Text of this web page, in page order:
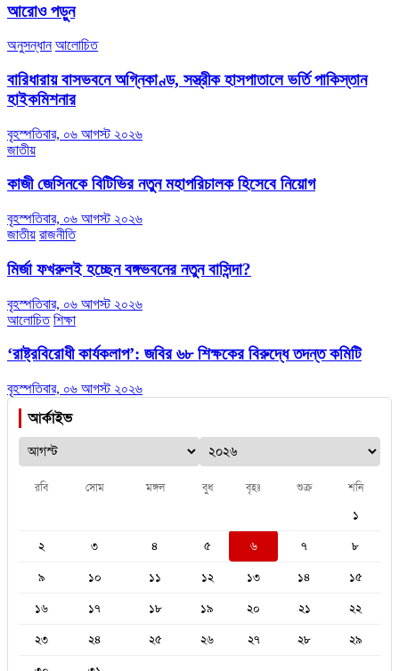
আরোও পড়ুন
অনুসন্ধান আলোচিত
বারিধারায় বাসভবনে অগ্নিকাণ্ড, সস্ত্রীক হাসপাতালে ভর্তি পাকিস্তান
হাইকমিশনার
বৃহস্পতিবার, ০৬ আগস্ট ২০২৬
জাতীয়
কাজী জেসিনকে বিটিভির নতুন মহাপরিচালক হিসেবে নিয়োগ
বৃহস্পতিবার, ০৬ আগস্ট ২০২৬
জাতীয় রাজনীতি
মির্জা ফখরুলই হচ্ছেন বঙ্গভবনের নতুন বাসিন্দা?
বৃহস্পতিবার, ০৬ আগস্ট ২০২৬
আলোচিত শিক্ষা
‘রাষ্ট্রবিরোধী কার্যকলাপ’: জবির ৬৮ শিক্ষকের বিরুদ্ধে তদন্ত কমিটি
বৃহস্পতিবার, ০৬ আগস্ট ২০২৬
আর্কাইভ
রবি সোম মঙ্গল বুধ বৃহঃ শুক্র শনি
১
২
৩ ৪ ৫ ৬ ৭
৮
৯
১০ ১১ ১২ ১৩ ১৪
১৫
১৬
১৭ ১৮ ১৯ ২০ ২১
২২
২৩
২৪ ২৫ ২৬ ২৭ ২৮
২৯